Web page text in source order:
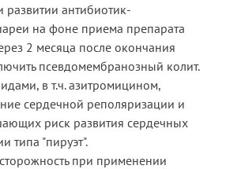
развитии антибиотик-
на фоне приема препарата
2 месяца после окончания
псевдомембранозный колит.
в т.ч. азитромицином,
сердечной реполяризации и
риск развития сердечных
типа "пируэт".
при применении